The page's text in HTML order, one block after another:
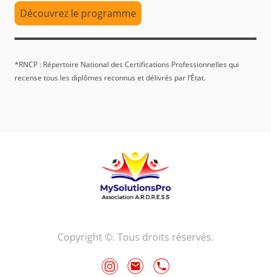
Découvrez le programme
*RNCP : Répertoire National des Certifications Professionnelles qui
recense tous les diplômes reconnus et délivrés par l’État.
Copyright ©. Tous droits réservés.